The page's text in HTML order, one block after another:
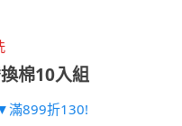
棉10入組
滿899折130!